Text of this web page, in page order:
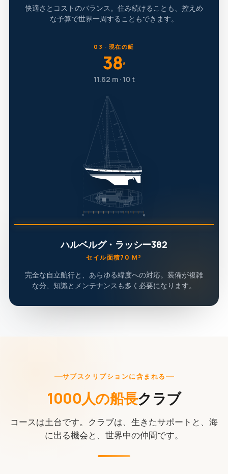
快適さとコストのバランス。住み続けることも、控えめ
な予算で世界一周することもできます。
03 · 現在の艇
38′
11.62 m · 10 t
ハルベルグ・ラッシー382
セイル面積70 M²
完全な自立航行と、あらゆる緯度への対応。装備が複雑
な分、知識とメンテナンスも多く必要になります。
サブスクリプションに含まれる
1000人の船長クラブ
コースは土台です。クラブは、生きたサポートと、海
に出る機会と、世界中の仲間です。